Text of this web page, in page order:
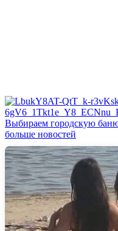
Выбираем городскую
больше новостей